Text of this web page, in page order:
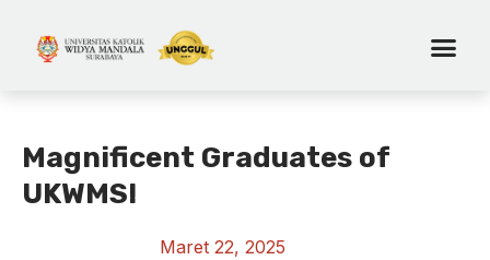
Magnificent Graduates of
UKWMS!
Maret 22, 2025